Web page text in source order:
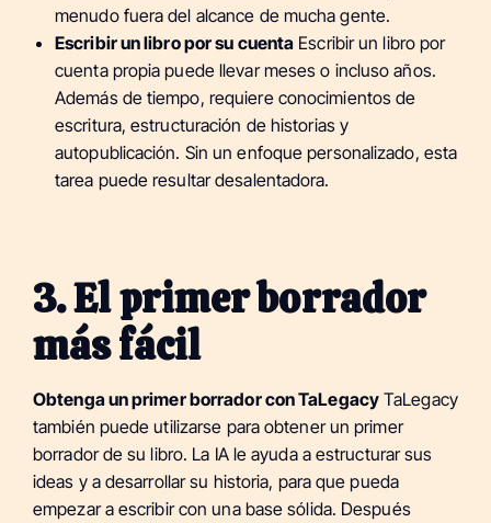
menudo fuera del alcance de mucha gente.
Escribir un libro por su cuenta Escribir un libro por
cuenta propia puede llevar meses o incluso años.
Además de tiempo, requiere conocimientos de
escritura, estructuración de historias y
autopublicación. Sin un enfoque personalizado, esta
tarea puede resultar desalentadora.
3. El primer borrador
más fácil
Obtenga un primer borrador con TaLegacyTaLegacy
también puede utilizarse para obtener un primer
borrador de su libro. La IA le ayuda a estructurar sus
ideas y a desarrollar su historia, para que pueda
empezar a escribir con una base sólida. Después